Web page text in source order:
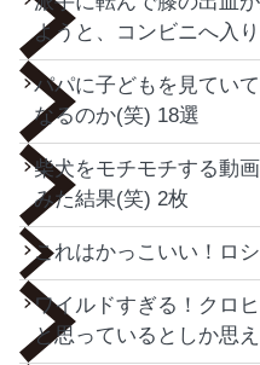
ようと、コンビニへ入
パパに子どもを見てい
なるのか(笑) 18選
柴犬をモチモチする動
みた結果(笑) 2枚
これはかっこいい！ロ
ワイルドすぎる！クロ
と思っているとしか思